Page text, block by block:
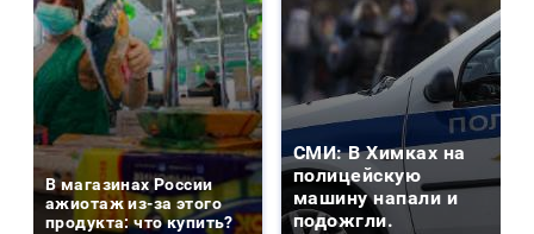
В магазинах России
ажиотаж из-за этого
продукта: что купить?
СМИ: В Химках на
полицейскую
машину напали и
подожгли.